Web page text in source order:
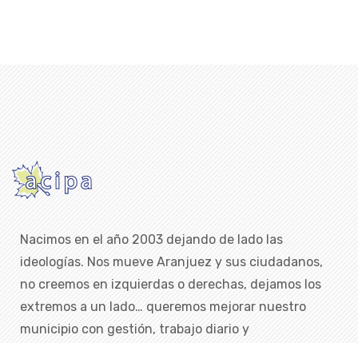
Nacimos en el año 2003 dejando de lado las
ideologías. Nos mueve Aranjuez y sus ciudadanos,
no creemos en izquierdas o derechas, dejamos los
extremos a un lado… queremos mejorar nuestro
municipio con gestión, trabajo diario y